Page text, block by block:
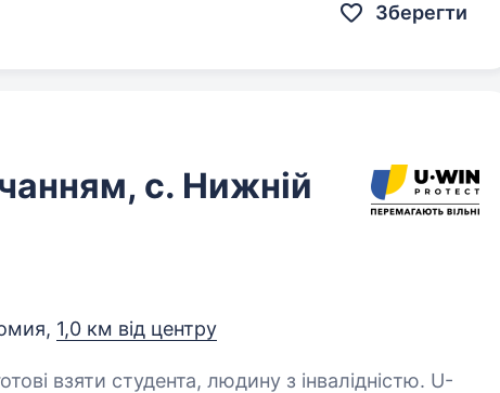
Зберегти
с. Нижній
1,0 км від центру
взяти студента, людину з інвалідністю. U-